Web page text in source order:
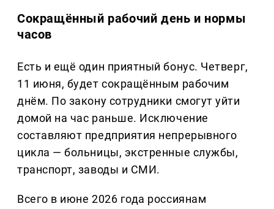
Сокращённый рабочий день и нормы
часов
Есть и ещё один приятный бонус. Четверг,
11 июня, будет сокращённым рабочим
днём. По закону сотрудники смогут уйти
домой на час раньше. Исключение
составляют предприятия непрерывного
цикла — больницы, экстренные службы,
транспорт, заводы и СМИ.
Всего в июне 2026 года россиянам